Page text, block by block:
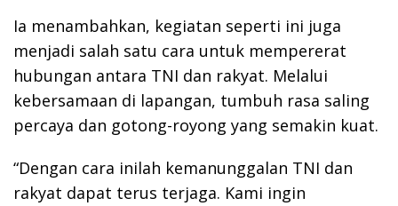
Ia menambahkan, kegiatan seperti ini juga
menjadi salah satu cara untuk mempererat
hubungan antara TNI dan rakyat. Melalui
kebersamaan di lapangan, tumbuh rasa saling
percaya dan gotong-royong yang semakin kuat.
“Dengan cara inilah kemanunggalan TNI dan
rakyat dapat terus terjaga. Kami ingin